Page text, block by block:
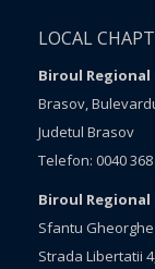
LOCAL
Biroul Regional
Brasov,
Judetul Brasov
Telefon: 0040
Biroul Regional
Sfantu Gheorghe
Strada Libertatii